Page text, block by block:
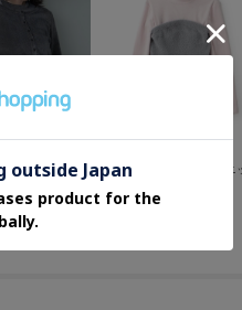
アンサンブル
¥ 2,695
50%OFF